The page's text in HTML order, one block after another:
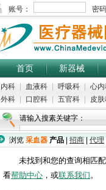
首页 新器械
内科 血液科 呼吸科 心内
外科
口腔科 五官科 皮
请输入搜素关键字：
浏览 采血器 产品 招商 代理
未找到和您的查询相匹配
看帮助中心 ，或联系我们。